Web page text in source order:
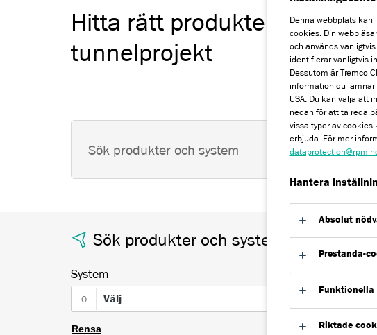
Hitta rätt produkter för ditt
tunnelprojekt
Sök produkter och system
System
0 Välj
Rensa
Denna webbplats
cookies. Din
och används
identifierar vanligtvis
Dessutom är Tremco
information du
USA. Du kan välja att
nedan för att ta reda
vissa typer av cookies
erbjuda. För mer
Hantera
Absolut
Prestanda-
Funktionella
Riktade